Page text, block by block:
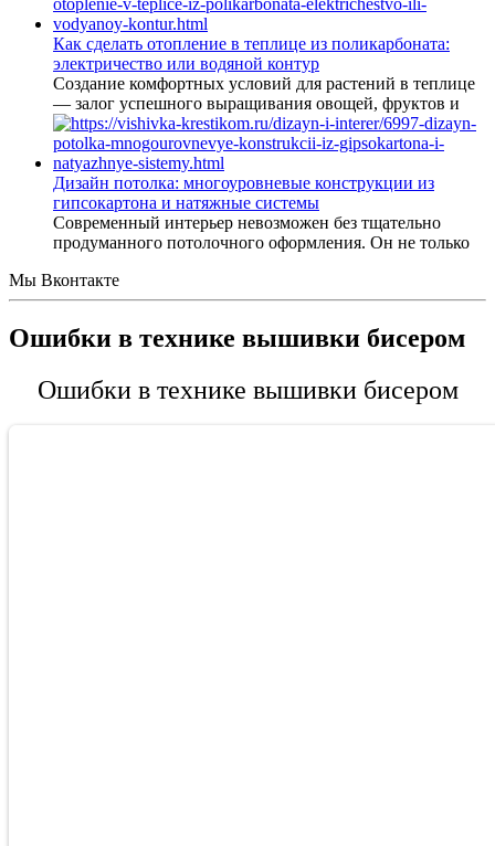
Как сделать отопление в теплице из поликарбоната:
электричество или водяной контур
Создание комфортных условий для растений в теплице
— залог успешного выращивания овощей, фруктов и
Дизайн потолка: многоуровневые конструкции из
гипсокартона и натяжные системы
Современный интерьер невозможен без тщательно
продуманного потолочного оформления. Он не только
Мы Вконтакте
Ошибки в технике вышивки бисером
Ошибки в технике вышивки бисером